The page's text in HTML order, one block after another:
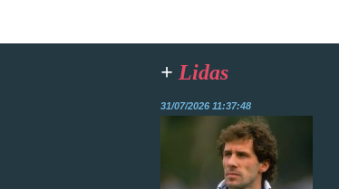
+ Lidas
31/07/2026 11:37:48